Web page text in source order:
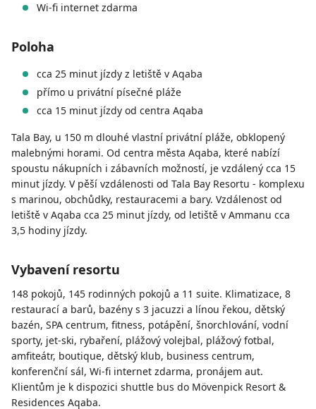
Wi-fi internet zdarma
Poloha
cca 25 minut jízdy z letiště v Aqaba
přímo u privátní písečné pláže
cca 15 minut jízdy od centra Aqaba
Tala Bay, u 150 m dlouhé vlastní privátní pláže, obklopený
malebnými horami. Od centra města Aqaba, které nabízí
spoustu nákupních i zábavních možností, je vzdálený cca 15
minut jízdy. V pěší vzdálenosti od Tala Bay Resortu - komplexu
s marinou, obchůdky, restauracemi a bary. Vzdálenost od
letiště v Aqaba cca 25 minut jízdy, od letiště v Ammanu cca
3,5 hodiny jízdy.
Vybavení resortu
148 pokojů, 145 rodinných pokojů a 11 suite. Klimatizace, 8
restaurací a barů, bazény s 3 jacuzzi a línou řekou, dětský
bazén, SPA centrum, fitness, potápění, šnorchlování, vodní
sporty, jet-ski, rybaření, plážový volejbal, plážový fotbal,
amfiteátr, boutique, dětský klub, business centrum,
konferenční sál, Wi-fi internet zdarma, pronájem aut.
Klientům je k dispozici shuttle bus do Mövenpick Resort &
Residences Aqaba.